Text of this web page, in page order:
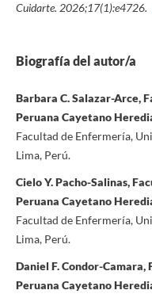
Cuidarte. 2026;17(1):e4726.
Biografía del autor/a
Barbara C. Salazar-Arce,
Peruana Cayetano
Facultad de Enfermería,
Lima, Perú.
Cielo Y. Pacho-Salinas,
Peruana Cayetano
Facultad de Enfermería,
Lima, Perú.
Daniel F. Condor-
Peruana Cayetano